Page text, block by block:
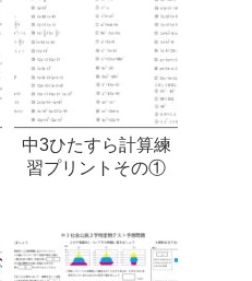
中3ひたすら計算練
習プリントその①